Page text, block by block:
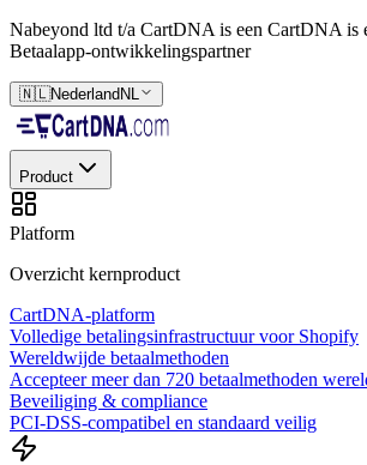
Nabeyond ltd t/a CartDNA is een CartDNA is
Betaalapp-ontwikkelingspartner
🇳🇱Nederland NL
Product
Platform
Overzicht kernproduct
CartDNA-platform
Volledige betalingsinfrastructuur voor Shopify
Wereldwijde betaalmethoden
Accepteer meer dan 720 betaalmethoden
Beveiliging & compliance
PCI-DSS-compatibel en standaard veilig